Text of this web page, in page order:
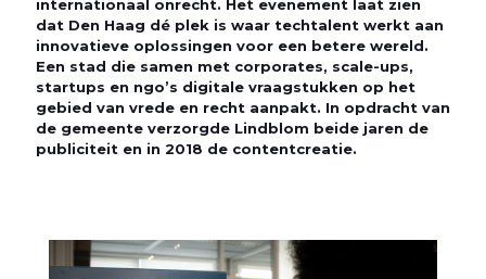
internationaal onrecht. Het evenement laat zien
dat Den Haag dé plek is waar techtalent werkt aan
innovatieve oplossingen voor een betere wereld.
Een stad die samen met corporates, scale-ups,
startups en ngo’s digitale vraagstukken op het
gebied van vrede en recht aanpakt. In opdracht van
de gemeente verzorgde Lindblom beide jaren de
publiciteit en in 2018 de contentcreatie.